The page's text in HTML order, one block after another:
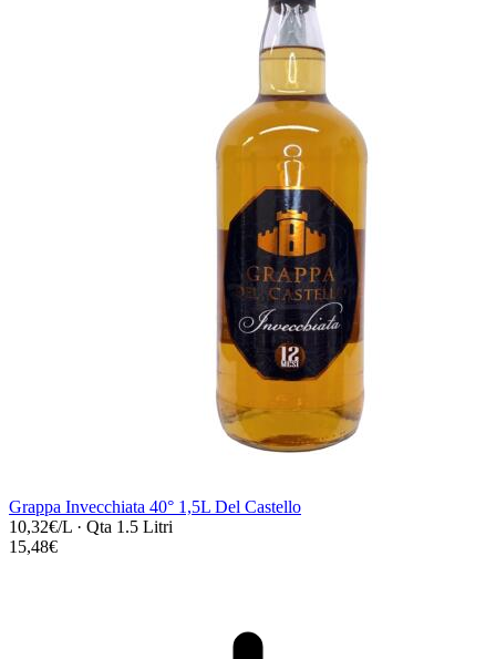
Grappa Invecchiata 40° 1,5L Del Castello
10,32€/L · Qta 1.5 Litri
15,48€